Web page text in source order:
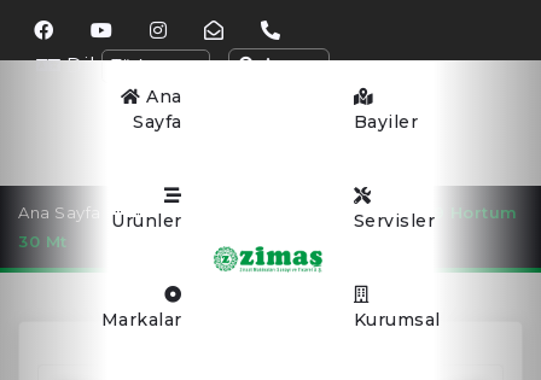
Dil
Arama
Ana
Sayfa
Ürünler
Markalar
Bayiler
Servisler
Kurumsal
Ana Sayfa SULAMA EKİPMANLARI
Claber 9139 Hortum
30 Mt